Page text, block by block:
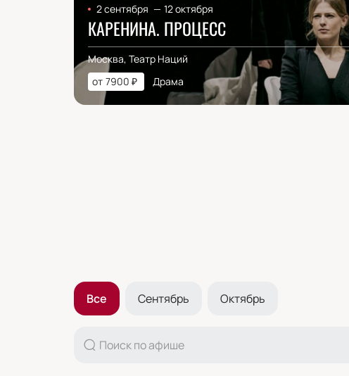
2 сентября — 12 октября
КАРЕНИНА. ПРОЦЕСС
Москва, Театр Наций
от 7900 ₽ Драма
Все Сентябрь Октябрь